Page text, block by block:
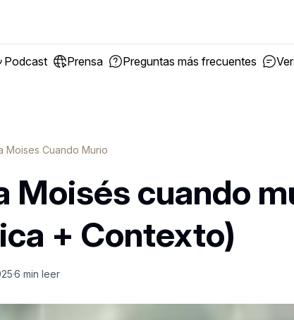
Podcast Prensa Preguntas más frecuentes
Moises Cuando Murio
Moisés cuando
+ Contexto)
6 min leer